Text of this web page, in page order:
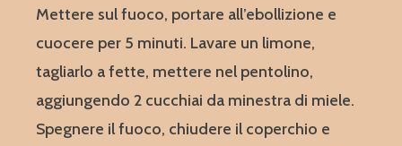
Mettere sul fuoco, portare all’ebollizione e
cuocere per 5 minuti. Lavare un limone,
tagliarlo a fette, mettere nel pentolino,
aggiungendo 2 cucchiai da minestra di miele.
Spegnere il fuoco, chiudere il coperchio e